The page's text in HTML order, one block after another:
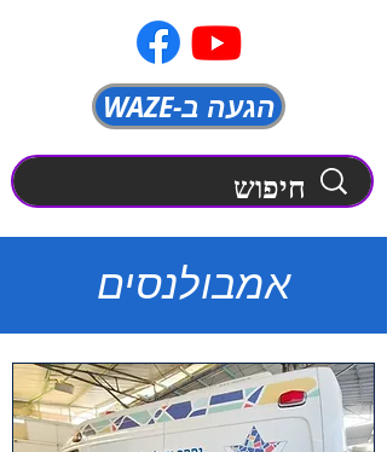
WAZE-הגעה ב
אמבולנסים